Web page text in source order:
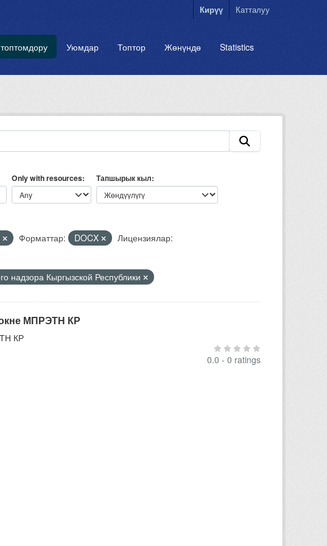
Кирүү Катталуу
Уюмдар Топтор Жөнүндө Statistics
Only with resources Тапшырык кыл
Форматтар: DOCX
Лицензиялар:
надзора Кыргызской Республики
МПРЭТН КР
КР
0.0 - 0 ratings